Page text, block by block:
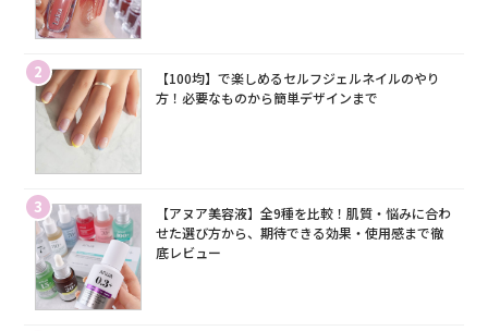
2
【100均】で楽しめるセルフジェルネイルのやり
方！必要なものから簡単デザインまで
3
【アヌア美容液】全9種を比較！肌質・悩みに合わ
せた選び方から、期待できる効果・使用感まで徹
底レビュー